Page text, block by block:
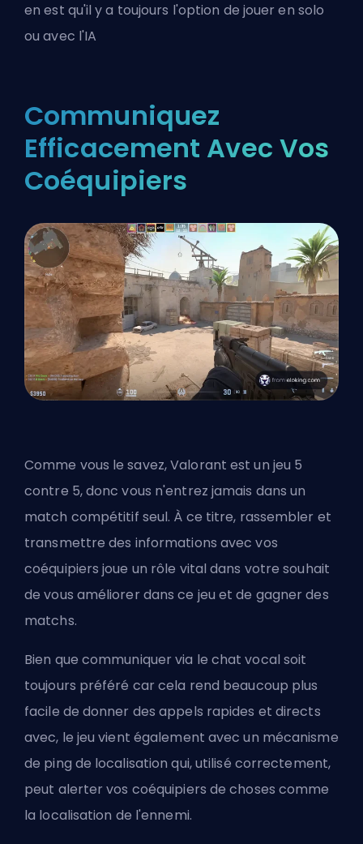
en est qu'il y a toujours l'option de jouer en solo
ou avec l'IA
Communiquez
Efficacement Avec Vos
Coéquipiers
Comme vous le savez, Valorant est un jeu 5
contre 5, donc vous n'entrez jamais dans un
match compétitif seul. À ce titre, rassembler et
transmettre des informations avec vos
coéquipiers joue un rôle vital dans votre souhait
de vous améliorer dans ce jeu et de gagner des
matchs.
Bien que communiquer via le chat vocal soit
toujours préféré car cela rend beaucoup plus
facile de donner des appels rapides et directs
avec, le jeu vient également avec un mécanisme
de ping de localisation qui, utilisé correctement,
peut alerter vos coéquipiers de choses comme
la localisation de l'ennemi.